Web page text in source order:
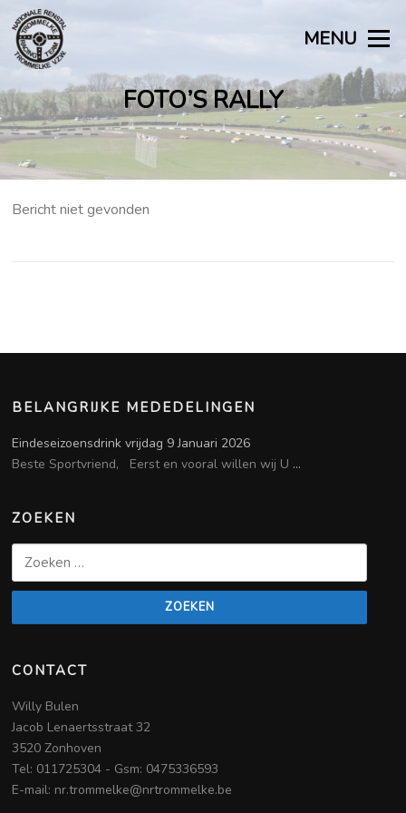
Naar
de
inhoud
springen
MENU
FOTO’S RALLY
Bericht niet gevonden
BELANGRIJKE MEDEDELINGEN
Eindeseizoensdrink vrijdag 9 Januari 2026
Beste Sportvriend, Eerst en vooral willen wij U ...
ZOEKEN
Zoeken
CONTACT
Willy Bulen
Jacob Lenaertsstraat 32
3520 Zonhoven
Tel: 011725304 - Gsm: 0475336593
E-mail: nr.trommelke@nrtrommelke.be